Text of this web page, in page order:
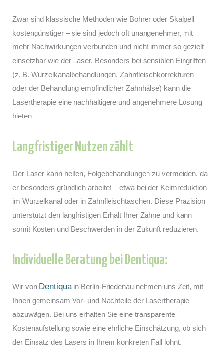
Zwar sind klassische Methoden wie Bohrer oder Skalpell
kostengünstiger – sie sind jedoch oft unangenehmer, mit
mehr Nachwirkungen verbunden und nicht immer so gezielt
einsetzbar wie der Laser. Besonders bei sensiblen Eingriffen
(z. B. Wurzelkanalbehandlungen, Zahnfleischkorrekturen
oder der Behandlung empfindlicher Zahnhälse) kann die
Lasertherapie eine nachhaltigere und angenehmere Lösung
bieten.
Langfristiger Nutzen zählt
Der Laser kann helfen, Folgebehandlungen zu vermeiden, da
er besonders gründlich arbeitet – etwa bei der Keimreduktion
im Wurzelkanal oder in Zahnfleischtaschen. Diese Präzision
unterstützt den langfristigen Erhalt Ihrer Zähne und kann
somit Kosten und Beschwerden in der Zukunft reduzieren.
Individuelle Beratung bei Dentiqua:
Wir von Dentiqua in Berlin-Friedenau nehmen uns Zeit, mit
Ihnen gemeinsam Vor- und Nachteile der Lasertherapie
abzuwägen. Bei uns erhalten Sie eine transparente
Kostenaufstellung sowie eine ehrliche Einschätzung, ob sich
der Einsatz des Lasers in Ihrem konkreten Fall lohnt.